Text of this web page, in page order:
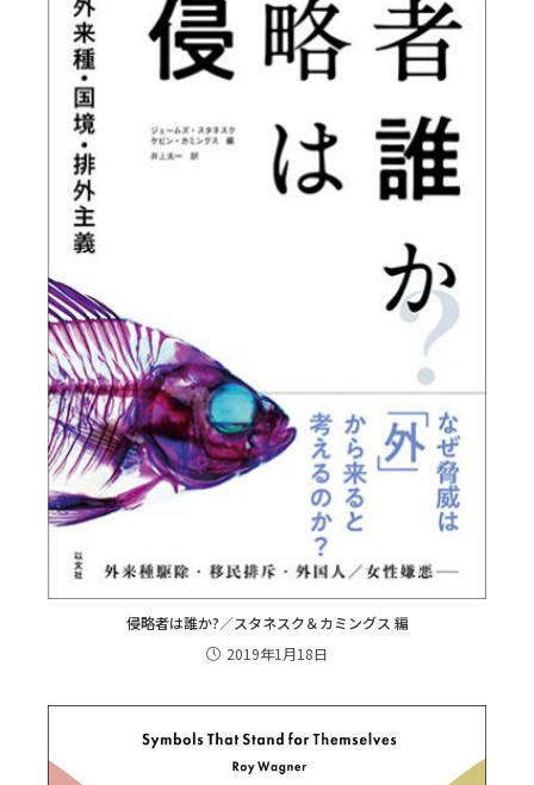
侵略者は誰か?／スタネスク＆カミングス 編
2019年1月18日